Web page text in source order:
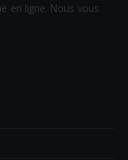
en ligne. Nous vous